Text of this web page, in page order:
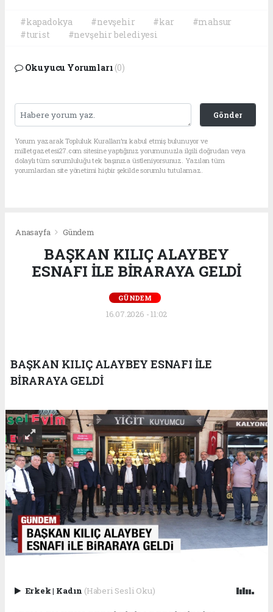
#kapadokya #nevşehir #kar
#mahsur
#turist
#nevşehir belediyesi
Okuyucu Yorumları (0)
Gönder
Yorum yazarak Topluluk Kuralları’nı kabul etmiş bulunuyor ve
milletgazetesi27.com sitesine yaptığınız yorumunuzla ilgili doğrudan veya
dolaylı tüm sorumluluğu tek başınıza üstleniyorsunuz. Yazılan tüm
yorumlardan site yönetimi hiçbir şekilde sorumlu tutulamaz.
Anasayfa Gündem
BAŞKAN KILIÇ ALAYBEY
ESNAFI İLE BİRARAYA GELDİ
GÜNDEM
16.07.2026 - 11:02
BAŞKAN KILIÇ ALAYBEY ESNAFI İLE
BİRARAYA GELDİ
Erkek| Kadın (Haberi Sesli Oku)